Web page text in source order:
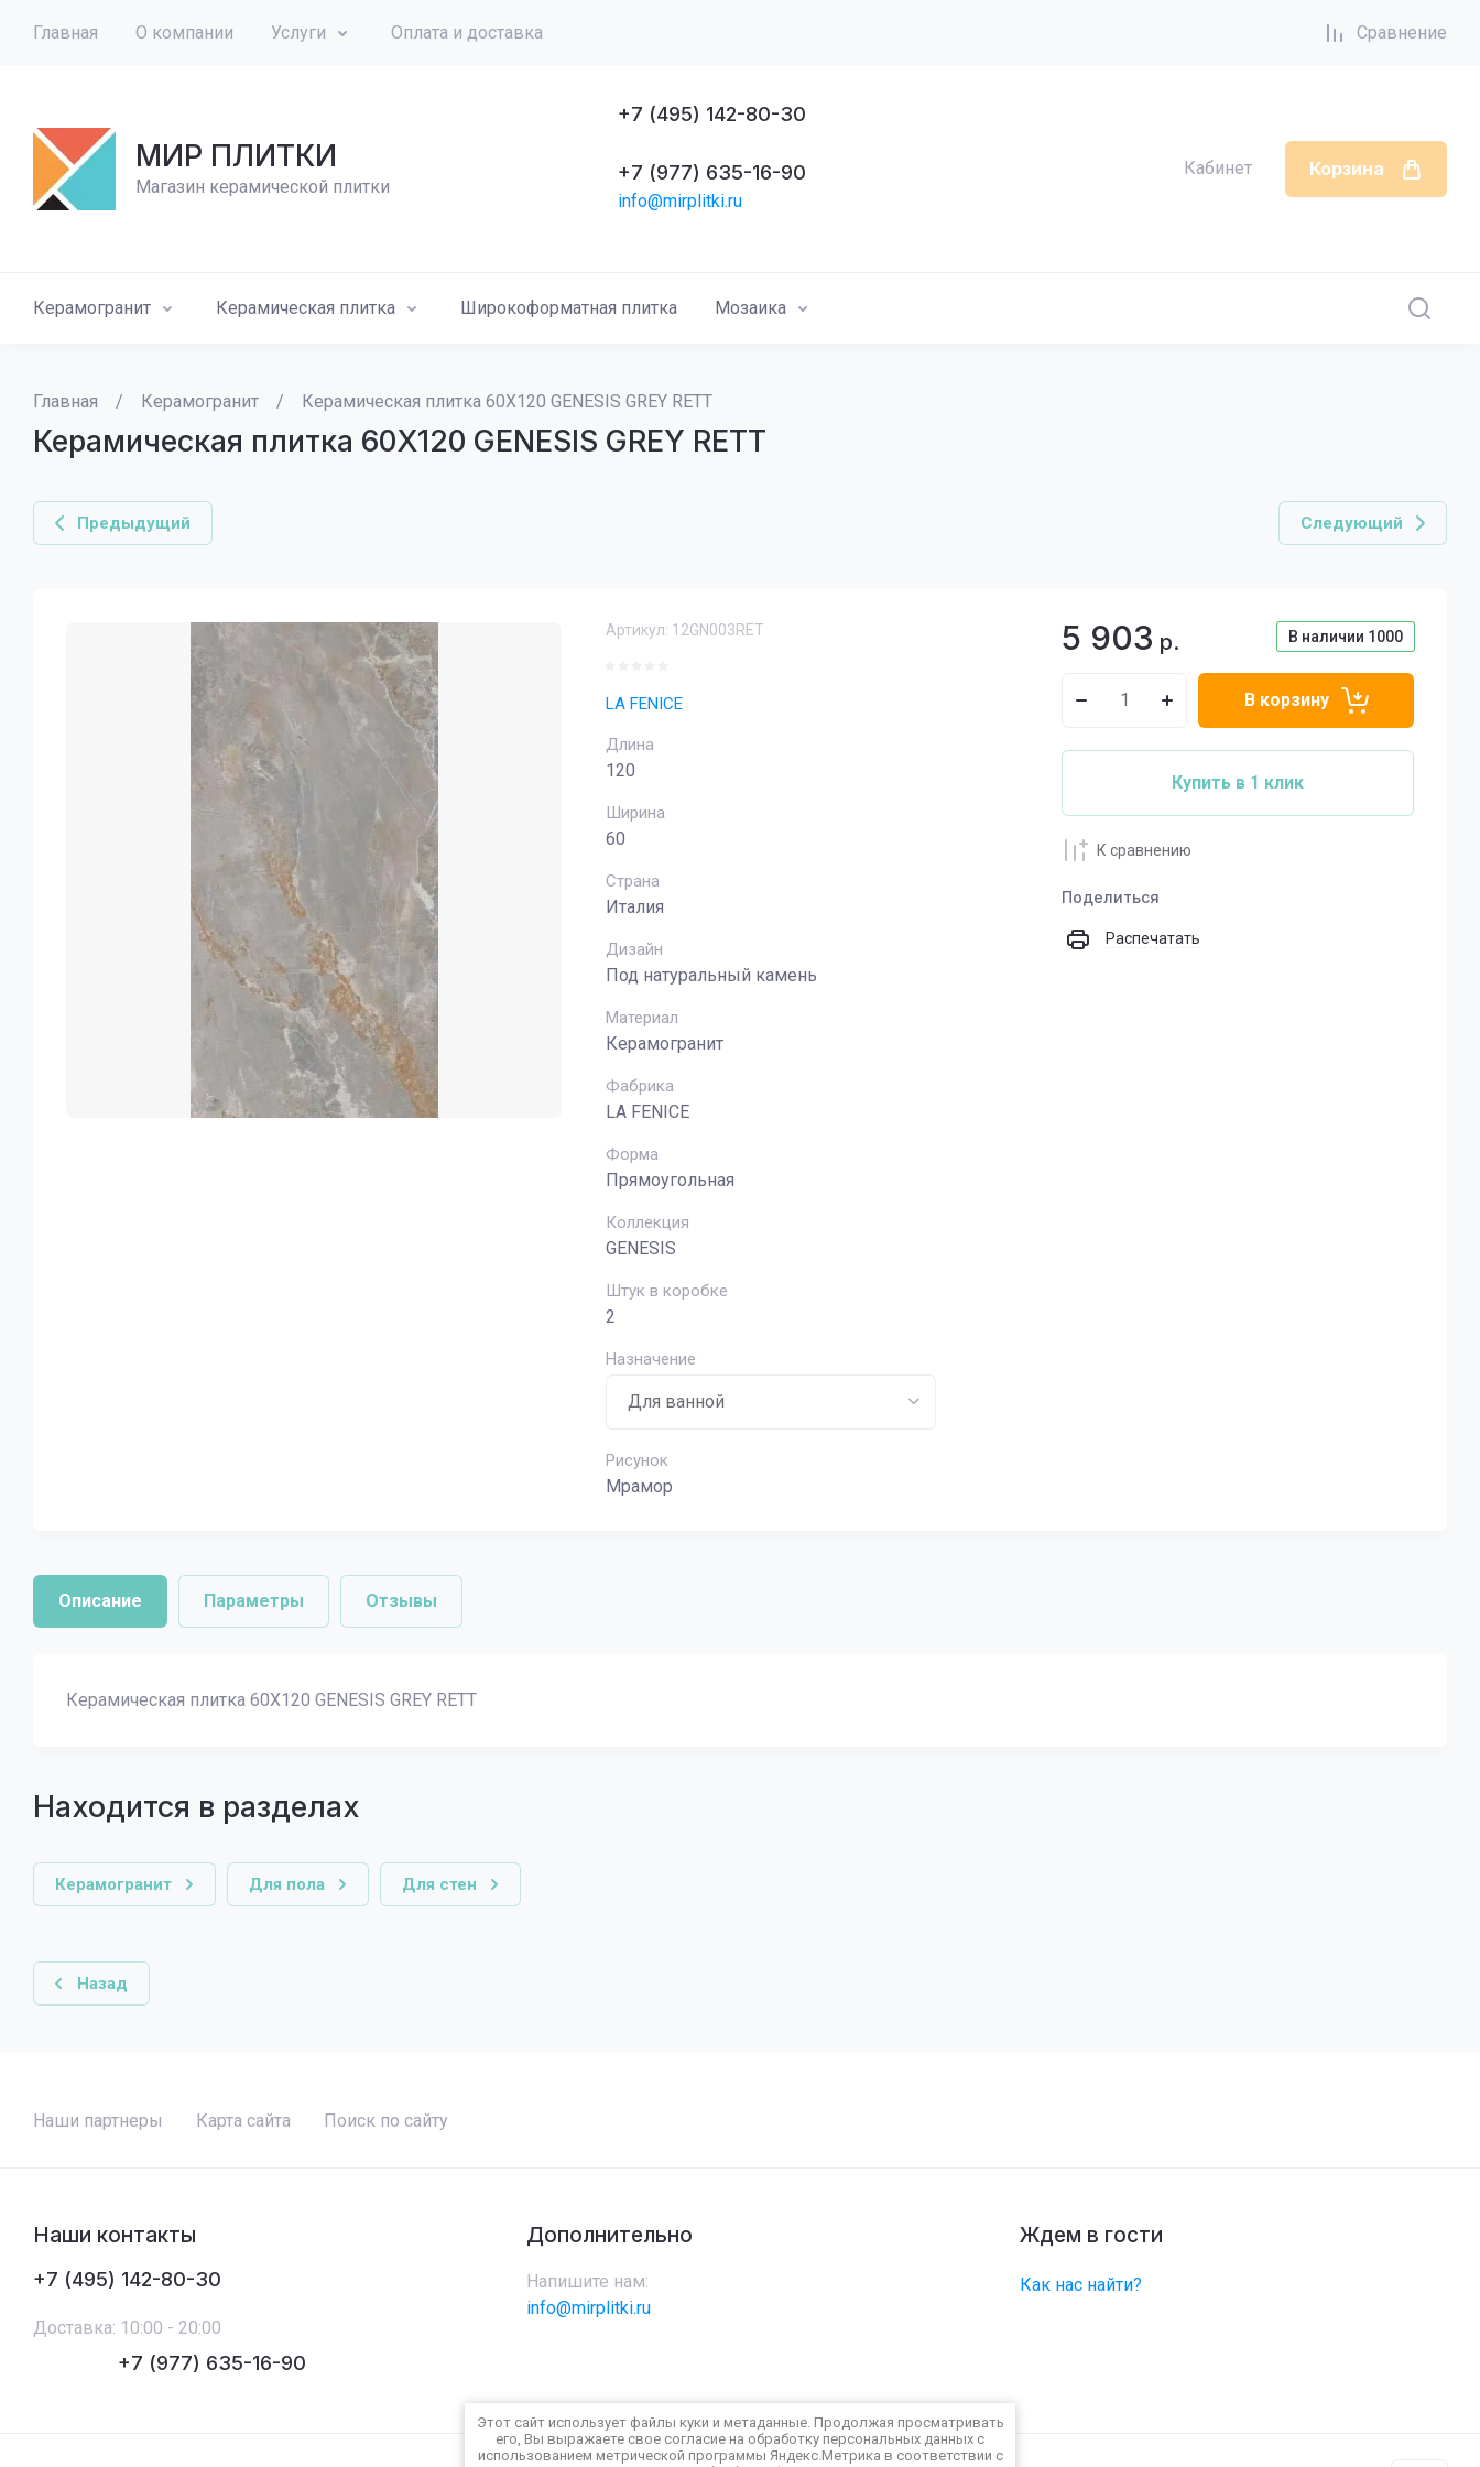
Главная О компании Услуги Оплата и доставка Сравнение
МИР ПЛИТКИ
Магазин керамической плитки
+7 (495) 142-80-30
+7 (977) 635-16-90
info@mirplitki.ru
Кабинет Корзина
Керамогранит Керамическая плитка Широкоформатная плитка Мозаика
Главная / Керамогранит / Керамическая плитка 60X120 GENESIS GREY RETT
Керамическая плитка 60X120 GENESIS GREY RETT
Предыдущий Следующий
Артикул: 12GN003RET
LA FENICE
Длина
120
Ширина
60
Страна
Италия
Дизайн
Под натуральный камень
Материал
Керамогранит
Фабрика
LA FENICE
Форма
Прямоугольная
Коллекция
GENESIS
Штук в коробке
2
Назначение
Рисунок
Мрамор
В наличии 1000
5 903 р.
В корзину
Купить в 1 клик
К сравнению
Поделиться
Распечатать
Описание Параметры Отзывы
Керамическая плитка 60X120 GENESIS GREY RETT
Находится в разделах
Керамогранит Для пола Для стен
Назад
Наши партнеры Карта сайта Поиск по сайту
Наши контакты
+7 (495) 142-80-30
Доставка: 10:00 - 20:00
+7 (977) 635-16-90
Дополнительно
Напишите нам:
info@mirplitki.ru
Ждем в гости
Как нас найти?
Этот сайт использует файлы куки и метаданные. Продолжая просматривать
его, Вы выражаете свое согласие на обработку персональных данных с
использованием метрической программы Яндекс.Метрика в соответствии с